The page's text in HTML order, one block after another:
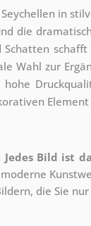
in
die
Wahl zur
Jedes Bild ist
die Sie